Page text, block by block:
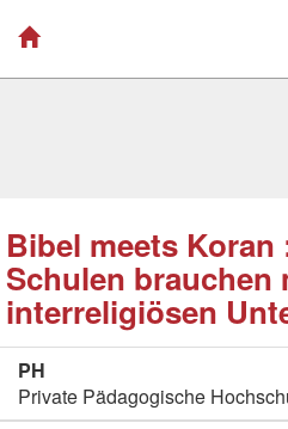
Bibel meets
Schulen brauchen
interreligiösen
PH
Private Pädagogische